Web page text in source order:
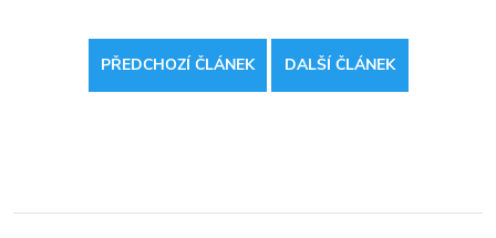
PŘEDCHOZÍ ČLÁNEK DALŠÍ ČLÁNEK